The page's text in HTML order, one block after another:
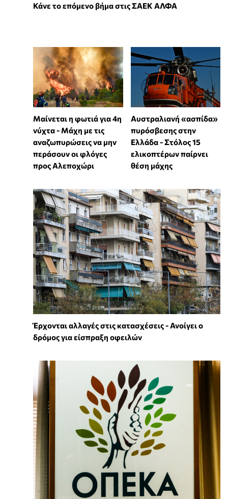
Κάνε το επόμενο βήμα στις ΣΑΕΚ ΑΛΦΑ
Μαίνεται η φωτιά για 4η
νύχτα - Μάχη με τις
αναζωπυρώσεις να μην
περάσουν οι φλόγες
προς Αλεποχώρι
Αυστραλιανή «ασπίδα»
πυρόσβεσης στην
Ελλάδα - Στόλος 15
ελικοπτέρων παίρνει
θέση μάχης
Έρχονται αλλαγές στις κατασχέσεις - Ανοίγει ο
δρόμος για είσπραξη οφειλών